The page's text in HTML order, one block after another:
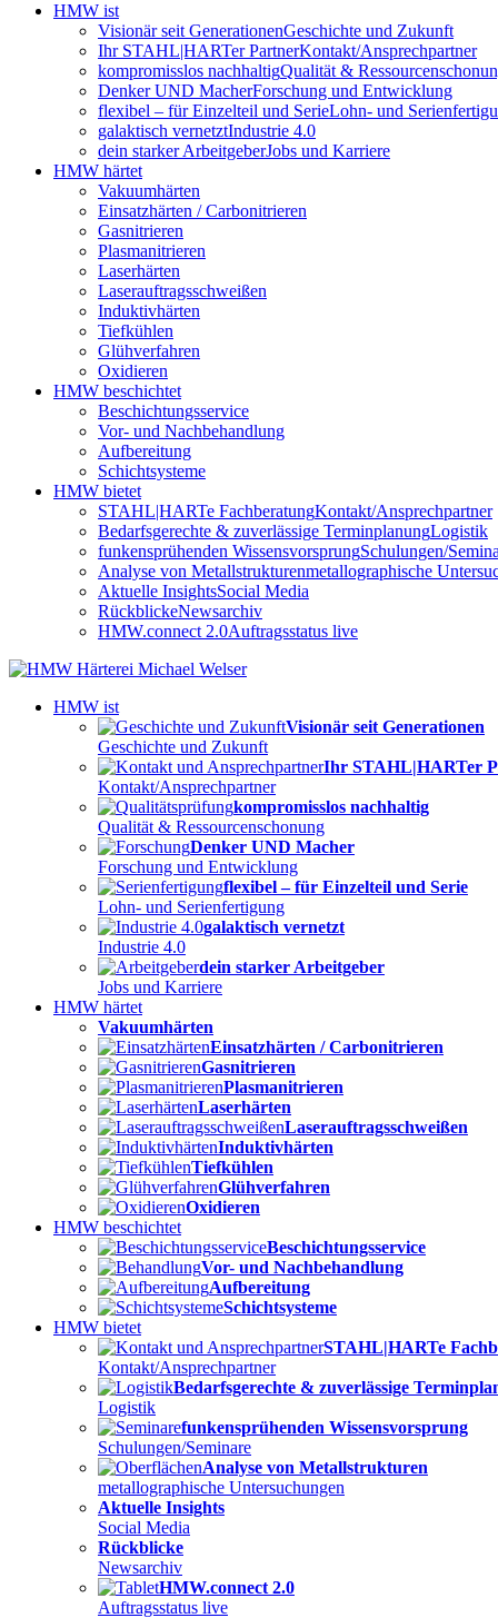
HMW ist
Visionär seit GenerationenGeschichte und Zukunft
Ihr STAHL|HARTer PartnerKontakt/Ansprechpartner
kompromisslos nachhaltigQualität &
Denker UND MacherForschung und Entwicklung
flexibel – für Einzelteil und SerieLohn- und
galaktisch vernetztIndustrie 4.0
dein starker ArbeitgeberJobs und Karriere
HMW härtet
Vakuumhärten
Einsatzhärten / Carbonitrieren
Gasnitrieren
Plasmanitrieren
Laserhärten
Laserauftragsschweißen
Induktivhärten
Tiefkühlen
Glühverfahren
Oxidieren
HMW beschichtet
Beschichtungsservice
Vor- und Nachbehandlung
Aufbereitung
Schichtsysteme
HMW bietet
STAHL|HARTe FachberatungKontakt/Ansprechpartner
Bedarfsgerechte & zuverlässige TerminplanungLogistik
funkensprühenden WissensvorsprungSchulungen/
Analyse von Metallstrukturenmetallographische
Aktuelle InsightsSocial Media
RückblickeNewsarchiv
HMW.connect 2.0Auftragsstatus live
HMW ist
Visionär seit Generationen
Geschichte und Zukunft
Ihr STAHL|HARTer
Kontakt/Ansprechpartner
kompromisslos nachhaltig
Qualität & Ressourcenschonung
Denker UND Macher
Forschung und Entwicklung
flexibel – für Einzelteil und Serie
Lohn- und Serienfertigung
galaktisch vernetzt
Industrie 4.0
dein starker Arbeitgeber
Jobs und Karriere
HMW härtet
Vakuumhärten
Einsatzhärten / Carbonitrieren
Gasnitrieren
Plasmanitrieren
Laserhärten
Laserauftragsschweißen
Induktivhärten
Tiefkühlen
Glühverfahren
Oxidieren
HMW beschichtet
Beschichtungsservice
Vor- und Nachbehandlung
Aufbereitung
Schichtsysteme
HMW bietet
STAHL|HARTe
Kontakt/Ansprechpartner
Bedarfsgerechte & zuverlässige
Logistik
funkensprühenden Wissensvorsprung
Schulungen/Seminare
Analyse von Metallstrukturen
metallographische Untersuchungen
Aktuelle Insights
Social Media
Rückblicke
Newsarchiv
HMW.connect 2.0
Auftragsstatus live